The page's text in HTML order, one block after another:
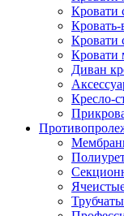
Кровати
Кровать-
Кровати
Кровати
Диван
Кресло-